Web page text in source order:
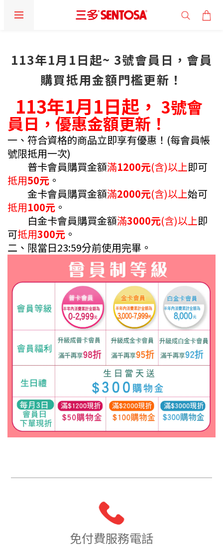
113年1月1日起~ 3號會員日，會員
購買抵用金額門檻更新！
113年1月1日起， 3號會
員日，優惠金額更新！
一、符合資格的商品立即享有優惠！(每會員帳
號限抵用一次)
普卡會員購買金額滿1200元(含)以上即可
抵用50元 。
金卡會員購買金額滿2000元(含)以上始可
抵用100元 。
白金卡會員購買金額滿3000元(含)以上即
可抵用300元 。
二、限當日23:59分前使用完畢。
免付費服務電話